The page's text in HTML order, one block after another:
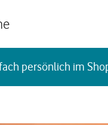
persönlich im